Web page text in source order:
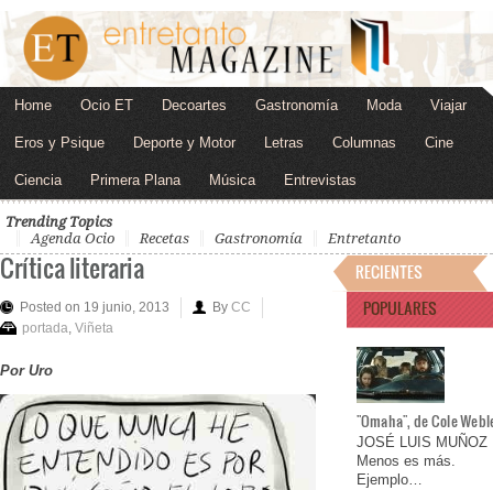
Home Ocio ET Decoartes Gastronomía Moda Viajar
Eros y Psique Deporte y Motor Letras Columnas Cine
Ciencia Primera Plana Música Entrevistas
Trending Topics
Agenda Ocio
Recetas Gastronomía Entretanto
Crítica literaria
Posted on 19 junio, 2013 By CC
portada Viñeta
Por Uro
RECIENTES
POPULARES
"Omaha", de Cole
JOSÉ LUIS MUÑOZ
Menos es más.
Ejemplo…